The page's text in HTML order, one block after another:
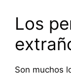
Los
Son muchos